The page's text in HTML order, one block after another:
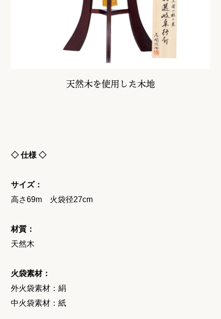
天然木を使用した木地
◇ 仕様 ◇
サイズ：
高さ69m 火袋径27cm
材質：
天然木
火袋素材：
外火袋素材：絹
中火袋素材：紙